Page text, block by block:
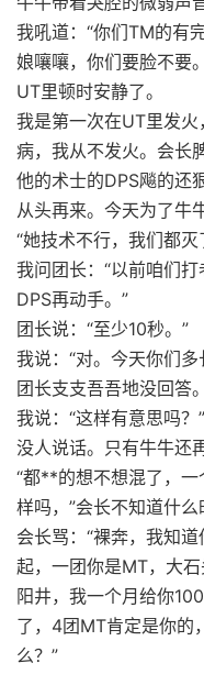
我吼道：“你们TM的有
娘嚷嚷，你们要脸不要
UT里顿时安静了。
我是第一次在UT里发
病，我从不发火。会长
他的术士的DPS飚的还
从头再来。今天为了牛
“她技术不行，我们都灭
我问团长：“以前咱们
DPS再动手。”
团长说：“至少10秒。”
我说：“对。今天你们
团长支支吾吾地没回答。
我说：“这样有意思吗？”
没人说话。只有牛牛还
“都**的想不想混了，
样吗，”会长不知道什么
会长骂：“裸奔，我知
起，一团你是MT，大
阳井，我一个月给你
了，4团MT肯定是你的
么？”